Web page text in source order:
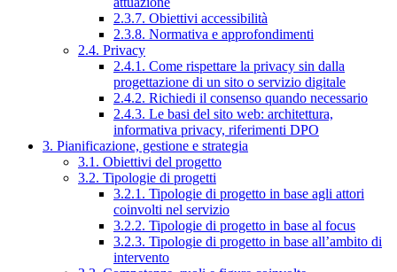
2.3.7. Obiettivi accessibilità
2.3.8. Normativa e approfondimenti
2.4. Privacy
2.4.1. Come rispettare la privacy sin dalla
progettazione di un sito o servizio digitale
2.4.2. Richiedi il consenso quando necessario
2.4.3. Le basi del sito web: architettura,
informativa privacy, riferimenti DPO
3. Pianificazione, gestione e strategia
3.1. Obiettivi del progetto
3.2. Tipologie di progetti
3.2.1. Tipologie di progetto in base agli attori
coinvolti nel servizio
3.2.2. Tipologie di progetto in base al focus
3.2.3. Tipologie di progetto in base all’ambito di
intervento